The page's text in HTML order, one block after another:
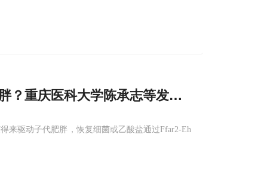
？重庆医科大学陈承志等发现母亲缺乏维
来驱动子代肥胖，恢复细菌或乙酸盐通过Ffar2-Eh